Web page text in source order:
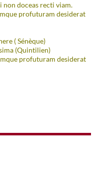
non doceas recti viam.
profuturam desiderat
( Sénèque)
(Quintilien)
profuturam desiderat